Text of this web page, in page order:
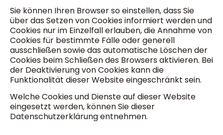
Sie können Ihren Browser so einstellen, dass Sie
über das Setzen von Cookies informiert werden und
Cookies nur im Einzelfall erlauben, die Annahme von
Cookies für bestimmte Fälle oder generell
ausschließen sowie das automatische Löschen der
Cookies beim Schließen des Browsers aktivieren. Bei
der Deaktivierung von Cookies kann die
Funktionalität dieser Website eingeschränkt sein.
Welche Cookies und Dienste auf dieser Website
eingesetzt werden, können Sie dieser
Datenschutzerklärung entnehmen.